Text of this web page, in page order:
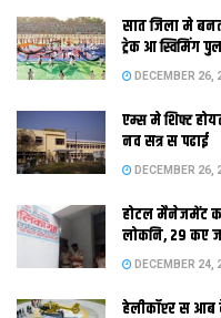
पटना। बिहार मे राजग क शासन
सरकारक चारिम वर्षगांठ पर
सात जिला मे
ट्रेक आ स्विमिंग
DECEMBER 26,
एम्स मे शिफ्ट
नव सत्र स पढाई
DECEMBER 26,
होटल मैनेजमेंट क
लोकनि, 29 कए
DECEMBER 24,
हेलीकॉप्टर स